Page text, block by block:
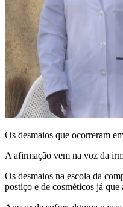
Os desmaios que ocorreram
A afirmação vem na voz da
Os desmaios na escola da
postiço e de cosméticos já